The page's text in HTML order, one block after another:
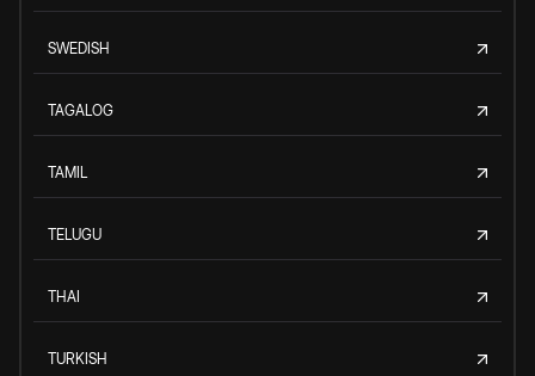
SWEDISH
TAGALOG
TAMIL
TELUGU
THAI
TURKISH